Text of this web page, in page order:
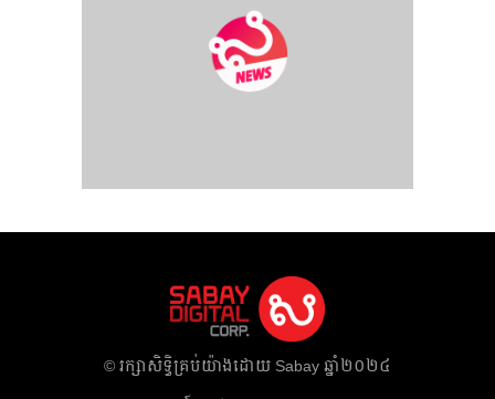
​© រក្សា​សិទ្ធិ​គ្រប់​យ៉ាង​ដោយ​ Sabay ឆ្នាំ​២០២៤